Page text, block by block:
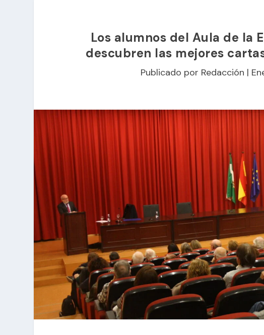
Los alumnos del Aula de la
descubren las mejores
Publicado por Redacción |